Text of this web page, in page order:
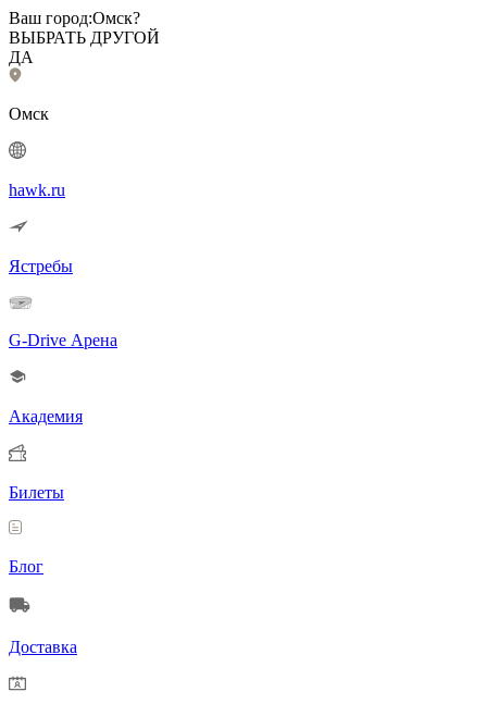
Ваш город:Омск?
ВЫБРАТЬ ДРУГОЙ
ДА
Омск
hawk.ru
Ястребы
G-Drive Арена
Академия
Билеты
Блог
Доставка